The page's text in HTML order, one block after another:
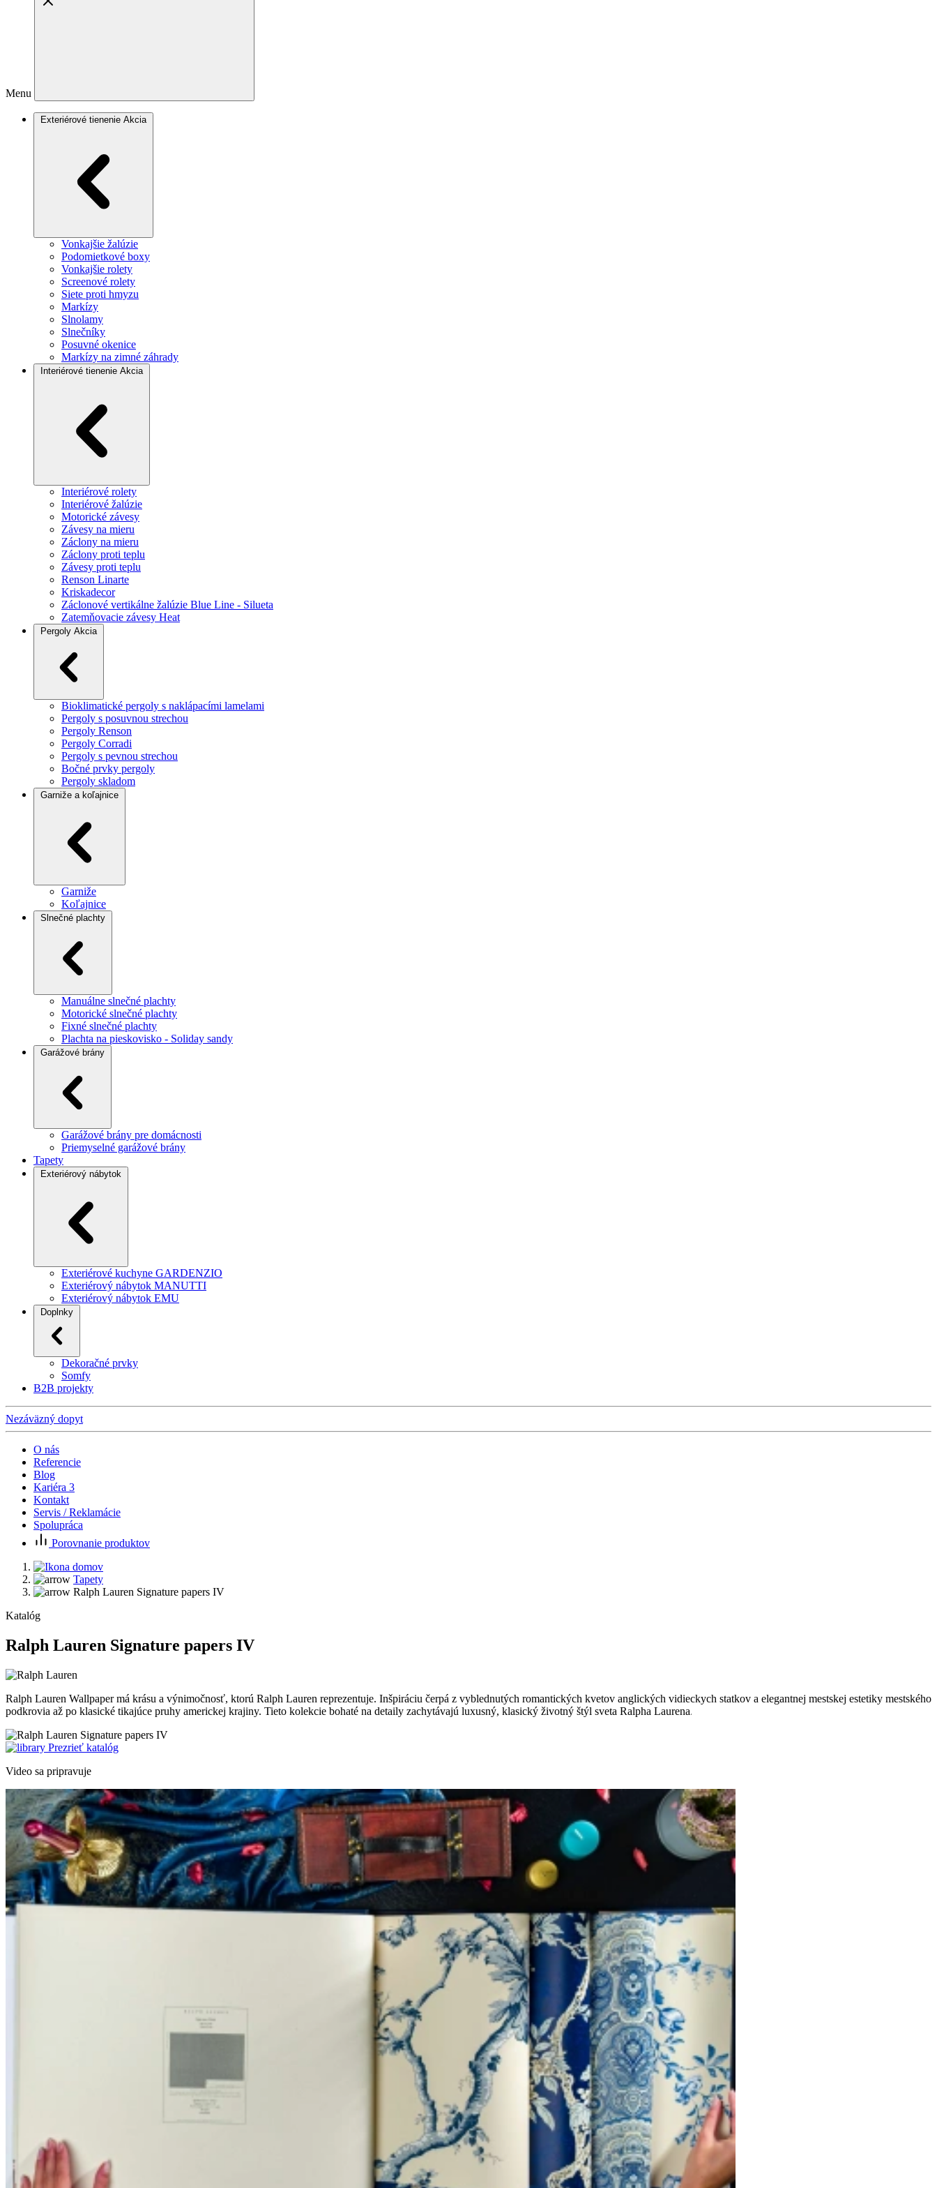
Menu
Exteriérové tienenie Akcia
Vonkajšie žalúzie
Podomietkové boxy
Vonkajšie rolety
Screenové rolety
Siete proti hmyzu
Markízy
Slnolamy
Slnečníky
Posuvné okenice
Markízy na zimné záhrady
Interiérové tienenie Akcia
Interiérové rolety
Interiérové žalúzie
Motorické závesy
Závesy na mieru
Záclony na mieru
Záclony proti teplu
Závesy proti teplu
Renson Linarte
Kriskadecor
Záclonové vertikálne žalúzie Blue Line - Silueta
Zatemňovacie závesy Heat
Pergoly Akcia
Bioklimatické pergoly s naklápacími lamelami
Pergoly s posuvnou strechou
Pergoly Renson
Pergoly Corradi
Pergoly s pevnou strechou
Bočné prvky pergoly
Pergoly skladom
Garniže a koľajnice
Garniže
Koľajnice
Slnečné plachty
Manuálne slnečné plachty
Motorické slnečné plachty
Fixné slnečné plachty
Plachta na pieskovisko - Soliday sandy
Garážové brány
Garážové brány pre domácnosti
Priemyselné garážové brány
Tapety
Exteriérový nábytok
Exteriérové kuchyne GARDENZIO
Exteriérový nábytok MANUTTI
Exteriérový nábytok EMU
Doplnky
Dekoračné prvky
Somfy
B2B projekty
Nezáväzný dopyt
O nás
Referencie
Blog
Kariéra 3
Kontakt
Servis / Reklamácie
Spolupráca
Porovnanie produktov
Tapety
Ralph Lauren Signature papers IV
Katalóg
Ralph Lauren Signature papers IV
Ralph Lauren Wallpaper má krásu a výnimočnosť, ktorú Ralph Lauren reprezentuje. Inšpiráciu čerpá z vyblednutých romantických kvetov anglických vidieckych statkov a elegantnej mestskej estetiky mestského
podkrovia až po klasické tikajúce pruhy americkej krajiny. Tieto kolekcie bohaté na detaily zachytávajú luxusný, klasický životný štýl sveta Ralpha Laurena.
Prezrieť katalóg
Video sa pripravuje